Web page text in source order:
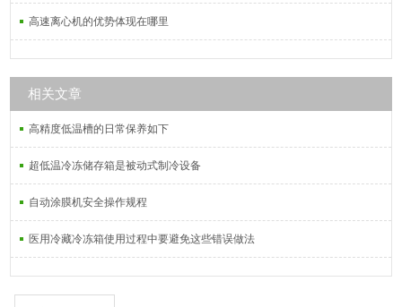
高速离心机的优势体现在哪里
相关文章
高精度低温槽的日常保养如下
超低温冷冻储存箱是被动式制冷设备
自动涂膜机安全操作规程
医用冷藏冷冻箱使用过程中要避免这些错误做法